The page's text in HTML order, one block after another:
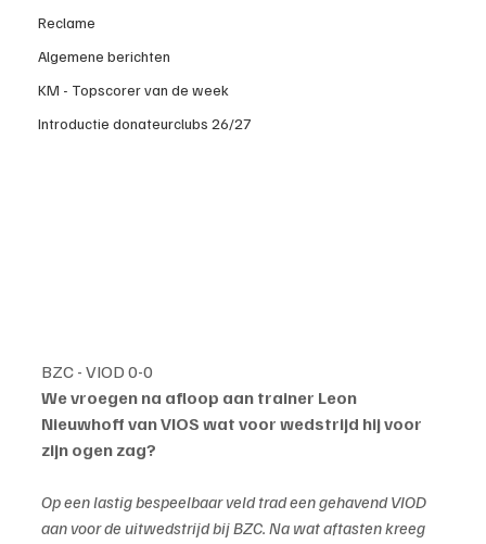
Reclame
Algemene berichten
KM - Topscorer van de week
Introductie donateurclubs 26/27
BZC - VIOD 0-0
We vroegen na afloop aan trainer Leon
Nieuwhoff van VIOS wat voor wedstrijd hij voor
zijn ogen zag?
Op een lastig bespeelbaar veld trad een gehavend VIOD
aan voor de uitwedstrijd bij BZC. Na wat aftasten kreeg